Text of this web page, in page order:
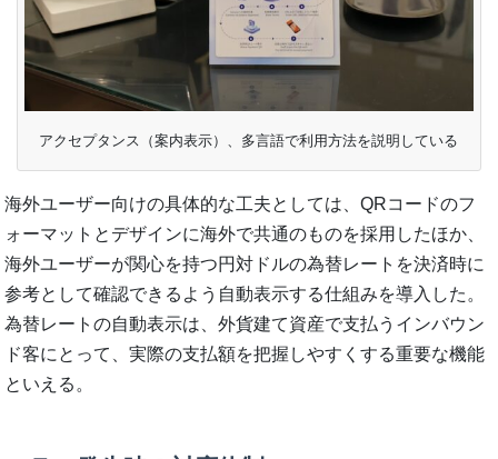
アクセプタンス（案内表示）、多言語で利用方法を説明している
海外ユーザー向けの具体的な工夫としては、QRコードのフ
ォーマットとデザインに海外で共通のものを採用したほか、
海外ユーザーが関心を持つ円対ドルの為替レートを決済時に
参考として確認できるよう自動表示する仕組みを導入した。
為替レートの自動表示は、外貨建て資産で支払うインバウン
ド客にとって、実際の支払額を把握しやすくする重要な機能
といえる。